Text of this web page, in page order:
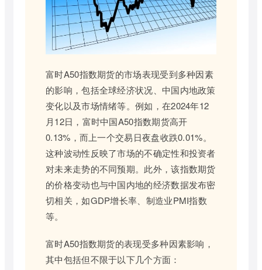
富时A50指数期货的市场表现受到多种因素
的影响，包括全球经济状况、中国内地政策
变化以及市场情绪等。例如，在2024年12
月12日，富时中国A50指数期货高开
0.13%，而上一个交易日夜盘收跌0.01%。
这种波动性反映了市场的不确定性和投资者
对未来走势的不同预期。此外，该指数期货
的价格变动也与中国内地的经济数据发布密
切相关，如GDP增长率、制造业PMI指数
等。
富时A50指数期货的表现受多种因素影响，
其中包括但不限于以下几个方面：